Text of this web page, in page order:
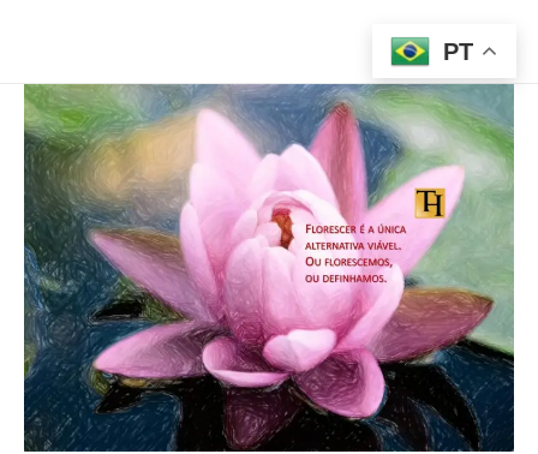
conteúdo
PT